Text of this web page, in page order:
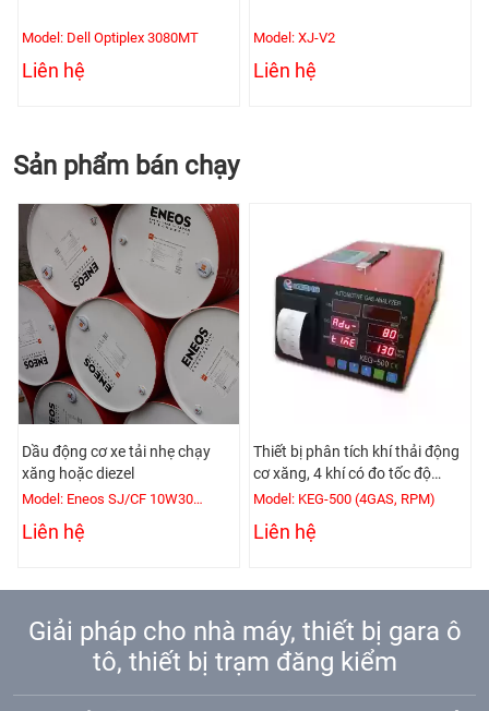
Model: Dell Optiplex 3080MT
Liên hệ
Model: XJ-V2
Liên hệ
Sản phẩm bán chạy
Dầu động cơ xe tải nhẹ chạy
xăng hoặc diezel
Model: Eneos SJ/CF 10W30
Liên hệ
Thiết bị phân tích khí thải động
cơ xăng, 4 khí có đo tốc độ
động cơ
Model: KEG-500 (4GAS, RPM)
Liên hệ
Giải pháp cho nhà máy, thiết bị gara ô
tô, thiết bị trạm đăng kiểm